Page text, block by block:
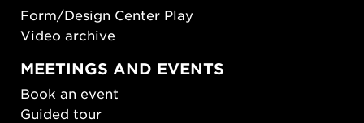
Form/Design Center Play
Video archive
MEETINGS AND EVENTS
Book an event
Guided tour